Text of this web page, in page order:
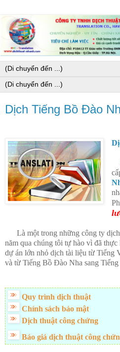
Dịch Tiếng Bồ Đào
Là một trong những công ty dịch
năm qua chúng tôi tự hào vì đã
dự án lớn nhỏ dịch tài liệu từ Tiếng
và từ Tiếng Bồ Đào Nha sang Tiếng
Quy trình dịch thuật
Chính sách bảo mật
Dịch thuật công chứng
Báo giá dịch thuật công